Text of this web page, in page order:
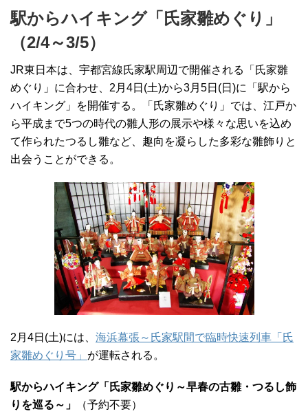
駅からハイキング「氏家雛めぐり」
（2/4～3/5）
JR東日本は、宇都宮線氏家駅周辺で開催される「氏家雛
めぐり」に合わせ、2月4日(土)から3月5日(日)に「駅から
ハイキング」を開催する。「氏家雛めぐり」では、江戸か
ら平成まで5つの時代の雛人形の展示や様々な思いを込め
て作られたつるし雛など、趣向を凝らした多彩な雛飾りと
出会うことができる。
2月4日(土)には、 海浜幕張～氏家駅間で臨時快速列車「氏
家雛めぐり号」 が運転される。
駅からハイキング「氏家雛めぐり～早春の古雛・つるし飾
りを巡る～」
（予約不要）